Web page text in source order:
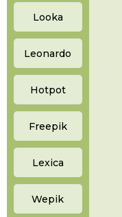
Looka
Leonardo
Hotpot
Freepik
Lexica
Wepik